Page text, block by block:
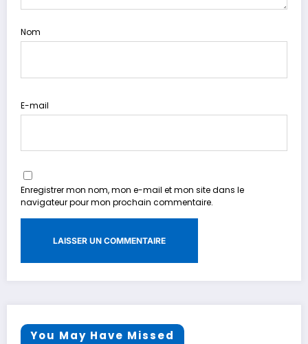
Nom
E-mail
Enregistrer mon nom, mon e-mail et mon site dans le
navigateur pour mon prochain commentaire.
You May Have Missed